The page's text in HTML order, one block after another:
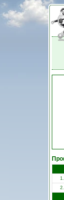
1.
2.